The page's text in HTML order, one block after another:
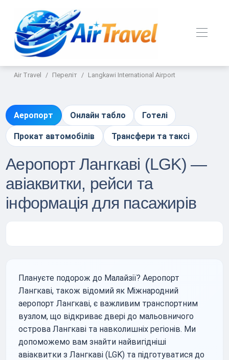
Air Travel Переліт Langkawi International Airport
Аеропорт Онлайн табло Готелі
Прокат автомобілів Трансфери та таксі
Аеропорт Лангкаві (LGK) —
авіаквитки, рейси та
інформація для пасажирів
Плануєте подорож до Малайзії? Аеропорт
Лангкаві, також відомий як Міжнародний
аеропорт Лангкаві, є важливим транспортним
вузлом, що відкриває двері до мальовничого
острова Лангкаві та навколишніх регіонів. Ми
допоможемо вам знайти найвигідніші
авіаквитки з Лангкаві (LGK) та підготуватися до